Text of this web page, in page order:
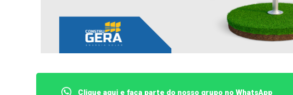
Clique aqui e faça parte do nosso grupo no WhatsApp